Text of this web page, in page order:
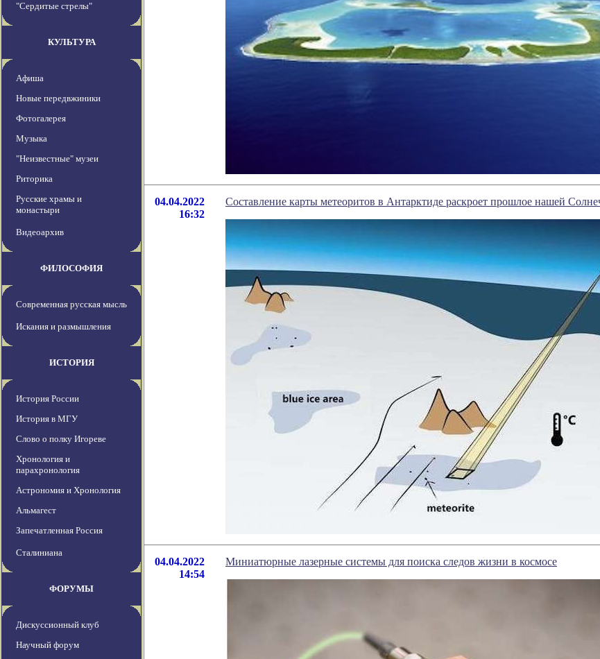
"Сердитые стрелы"
КУЛЬТУРА
Афиша
Новые передвжиники
Фотогалерея
Музыка
"Неизвестные" музеи
Риторика
Русские храмы и
монастыри
Видеоархив
ФИЛОСОФИЯ
Современная русская мысль
Искания и размышления
ИСТОРИЯ
История России
История в МГУ
Слово о полку Игореве
Хронология и
парахронология
Астрономия и Хронология
Альмагест
Запечатленная Россия
Сталиниана
ФОРУМЫ
Дискуссионный клуб
Научный форум
04.04.2022
16:32
Составление карты метеоритов в Антарктиде раскроет прошлое нашей
04.04.2022
14:54
Миниатюрные лазерные системы для поиска следов жизни в космосе